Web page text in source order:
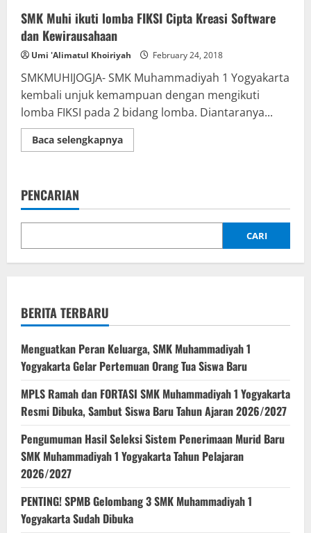
SMK Muhi ikuti lomba FIKSI Cipta Kreasi Software
dan Kewirausahaan
Umi 'Alimatul Khoiriyah February 24, 2018
SMKMUHIJOGJA- SMK Muhammadiyah 1 Yogyakarta
kembali unjuk kemampuan dengan mengikuti
lomba FIKSI pada 2 bidang lomba. Diantaranya...
Baca selengkapnyaRead
more
FIKSI
Kreasi
dan
PENCARIAN
CARI
BERITA TERBARU
Menguatkan Peran Keluarga, SMK Muhammadiyah 1
Yogyakarta Gelar Pertemuan Orang Tua Siswa Baru
MPLS Ramah dan FORTASI SMK Muhammadiyah 1 Yogyakarta
Resmi Dibuka, Sambut Siswa Baru Tahun Ajaran 2026/2027
Pengumuman Hasil Seleksi Sistem Penerimaan Murid Baru
SMK Muhammadiyah 1 Yogyakarta Tahun Pelajaran
2026/2027
PENTING! SPMB Gelombang 3 SMK Muhammadiyah 1
Yogyakarta Sudah Dibuka